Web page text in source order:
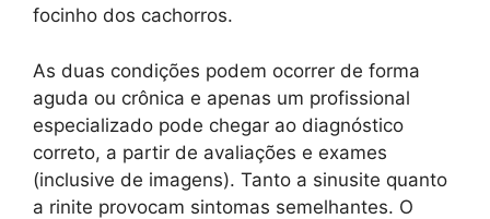
focinho dos cachorros.
As duas condições podem ocorrer de forma
aguda ou crônica e apenas um profissional
especializado pode chegar ao diagnóstico
correto, a partir de avaliações e exames
(inclusive de imagens). Tanto a sinusite quanto
a rinite provocam sintomas semelhantes. O